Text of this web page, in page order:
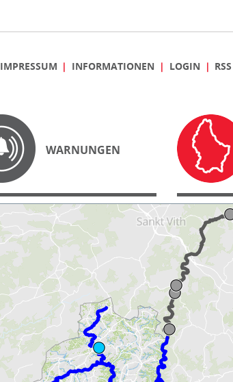
IMPRESSUM INFORMATIONEN LOGIN RSS
WARNUNGEN